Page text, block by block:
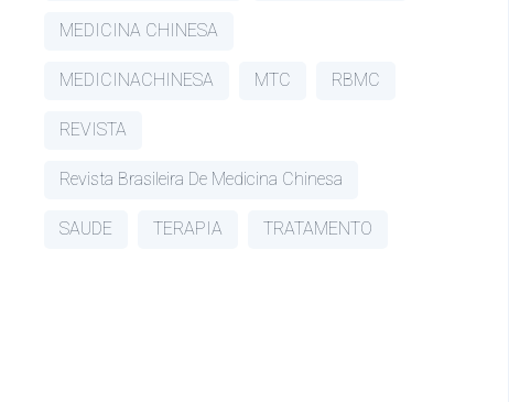
MEDICINA CHINESA
MEDICINACHINESA MTC RBMC
REVISTA
Revista Brasileira De Medicina Chinesa
SAUDE TERAPIA TRATAMENTO